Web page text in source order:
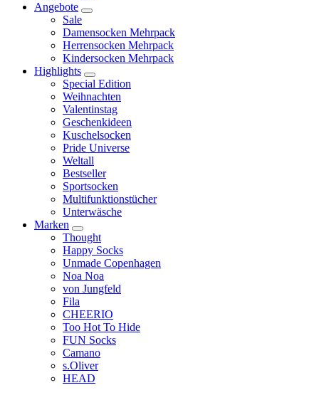
Angebote
Sale
Damensocken Mehrpack
Herrensocken Mehrpack
Kindersocken Mehrpack
Highlights
Special Edition
Weihnachten
Valentinstag
Geschenkideen
Kuschelsocken
Pride Universe
Weltall
Bestseller
Sportsocken
Multifunktionstücher
Unterwäsche
Marken
Thought
Happy Socks
Unmade Copenhagen
Noa Noa
von Jungfeld
Fila
CHEERIO
Too Hot To Hide
FUN Socks
Camano
s.Oliver
HEAD